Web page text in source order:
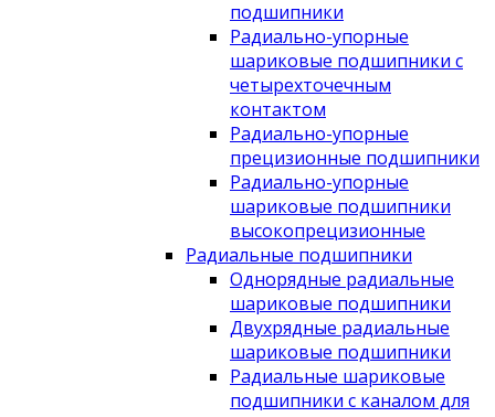
подшипники
Радиально-упорные
шариковые подшипники с
четырехточечным
контактом
Радиально-упорные
прецизионные подшипники
Радиально-упорные
шариковые подшипники
высокопрецизионные
Радиальные подшипники
Однорядные радиальные
шариковые подшипники
Двухрядные радиальные
шариковые подшипники
Радиальные шариковые
подшипники с каналом для